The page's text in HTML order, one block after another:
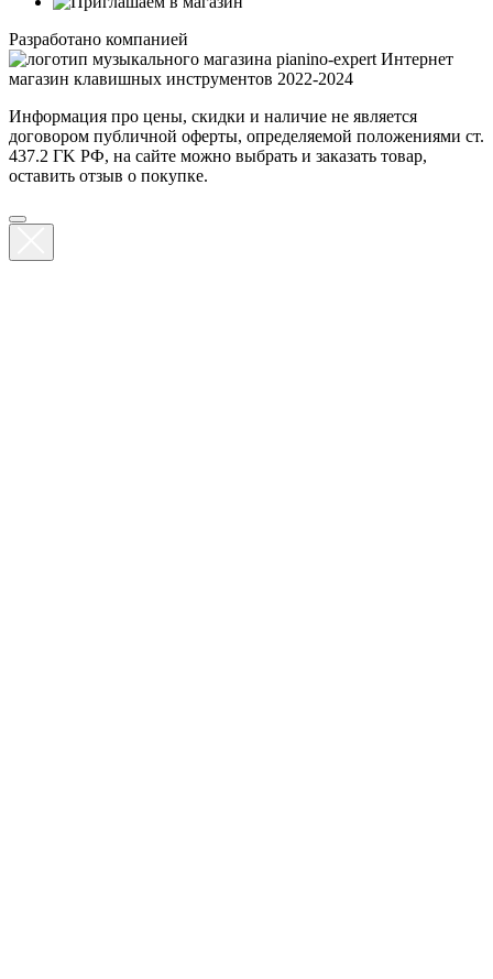
Разработано компанией
Интернет
магазин клавишных инструментов 2022-2024
Информация про цены, скидки и наличие не является
договором публичной оферты, определяемой положениями ст.
437.2 ГK РФ, на сайте можно выбрать и заказать товар,
оставить отзыв о покупке.